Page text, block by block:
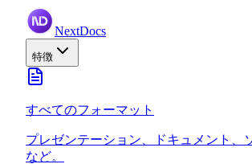
NextDocs
特徴
すべてのフォーマット
プレゼンテーション、ドキュメント、
など。